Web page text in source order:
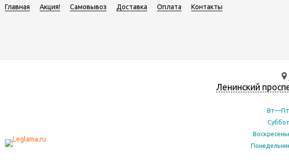
Главная Акция! Самовывоз Доставка Оплата Контакты
Ленинский
Вт—Пт